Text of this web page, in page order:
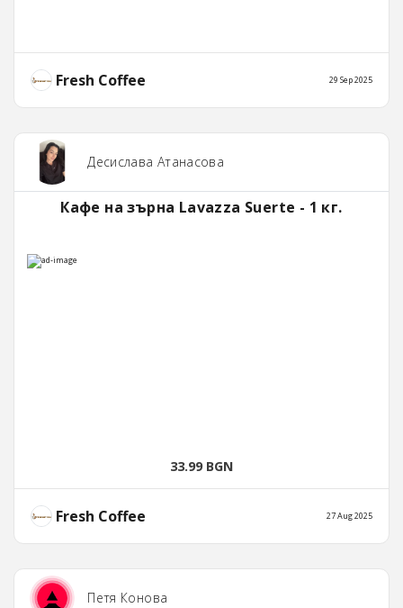
Fresh Coffee 29 Sep 2025
Десислава Атанасова
Кафе на зърна Lavazza Suerte - 1 кг.
33.99 BGN
Fresh Coffee 27 Aug 2025
Петя Конова